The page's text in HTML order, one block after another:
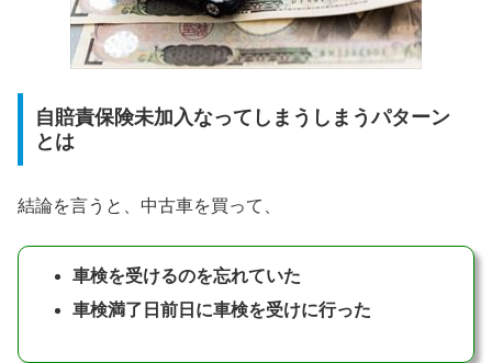
自賠責保険未加入なってしまうしまうパターン
とは
結論を言うと、中古車を買って、
車検を受けるのを忘れていた
車検満了日前日に車検を受けに行った